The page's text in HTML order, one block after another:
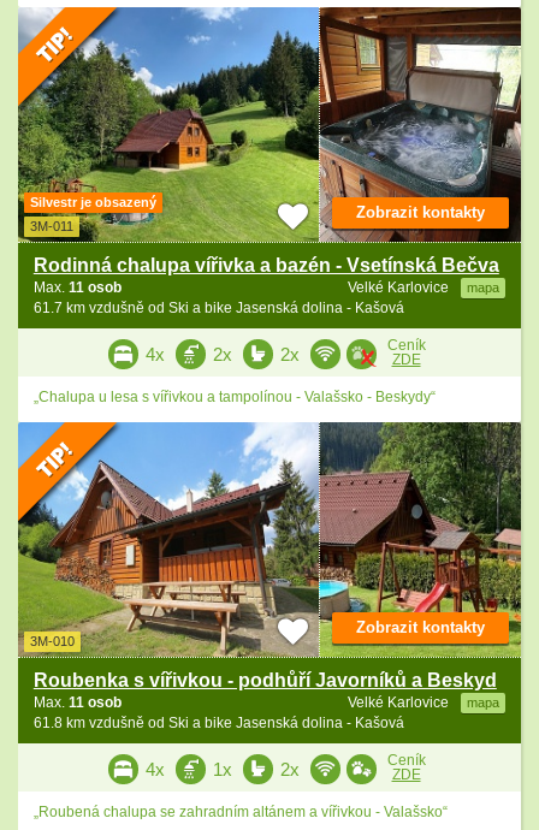
Silvestr je obsazený
3M-011
Rodinná chalupa vířivka a bazén - Vsetínská Bečva
Velké Karlovice mapa
Max. 11 osob
61.7 km vzdušně od Ski a bike Jasenská dolina - Kašová
Zobrazit kontakty
4x 2x 2x
Ceník
ZDE
„Chalupa u lesa s vířivkou a tampolínou - Valašsko - Beskydy“
3M-010
Roubenka s vířivkou - podhůří Javorníků a Beskyd
Velké Karlovice mapa
Max. 11 osob
61.8 km vzdušně od Ski a bike Jasenská dolina - Kašová
Zobrazit kontakty
4x 1x 2x
Ceník
ZDE
„Roubená chalupa se zahradním altánem a vířivkou - Valašsko“